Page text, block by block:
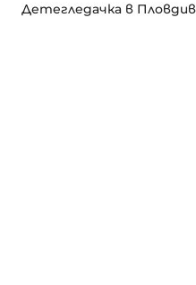
Детегледачка в Пловдив